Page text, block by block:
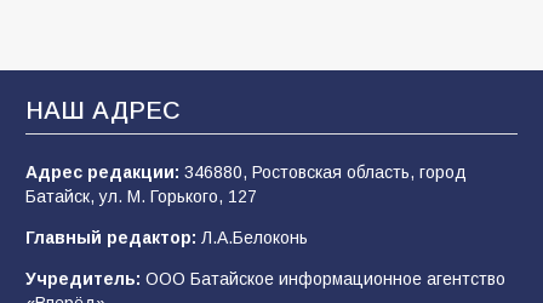
«Мобилизация или набор?» Что на самом
деле происходит в армии России в августе
НАШ АДРЕС
Адрес редакции: 346880, Ростовская область, город
Батайск, ул. М. Горького, 127
Главный редактор: Л.А.Белоконь
Учредитель: ООО Батайское информационное агентство